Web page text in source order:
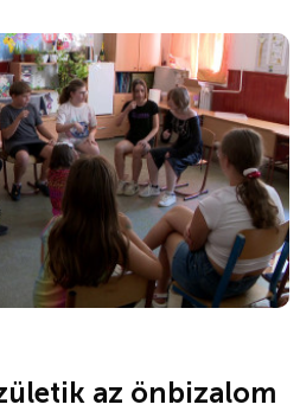
az önbizalom